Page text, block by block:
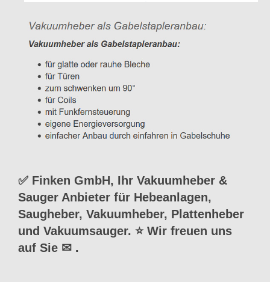
✅ Finken GmbH, Ihr Vakuumheber &
Sauger Anbieter für Hebeanlagen,
Saugheber, Vakuumheber, Plattenheber
und Vakuumsauger. ⭐ Wir freuen uns
auf Sie ✉ .